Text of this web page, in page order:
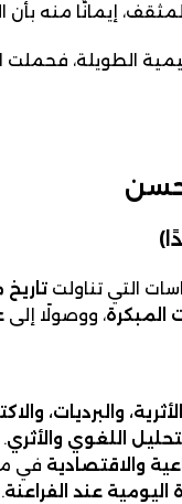
إيمانًا منه بأن
الطويلة،
حسن
التي تناولت
المبكرة، ووصولًا إلى
والبرديات،
اللغوي والأثري.
والاقتصادية في
اليومية عند الفراعنة.